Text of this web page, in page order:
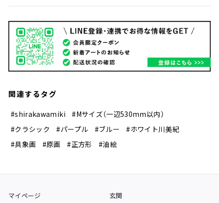
関連するタグ
#shirakawamiki
#Mサイズ（一辺530mm以内）
#クラシック
#パープル #ブルー
#ホワイト川美紀
#具象画
#原画 #正方形 #油絵
マイページ
玄関